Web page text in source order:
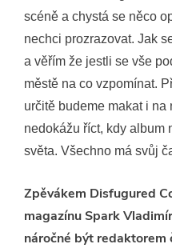
scéně a chystá se něco
nechci prozrazovat. Jak
a věřím že jestli se vše
městě na co vzpomínat.
určitě budeme makat i na
nedokážu říct, kdy album
světa. Všechno má svůj
Zpěvákem Disfugured
magazínu Spark
náročné být redaktorem